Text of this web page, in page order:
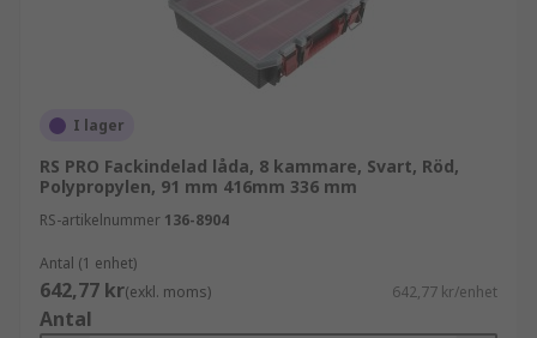
en kombination av brickor och lådor. De är ofta
höjdjusterbara vilket möjliggör större
funktionalitet och förvaringslösningar.
Var används förvaringslådor med fack
vanligtvis?
extremt användbara och kan användas i ett brett
spektrum av tillämpningar och miljöer. Praktiska
och bekväma, dessa behållare används ofta av
I lager
RS PRO Fackindelad låda, 8 kammare, Svart, Röd,
Polypropylen, 91 mm 416mm 336 mm
RS-artikelnummer 136-8904
Antal (1 enhet)
642,77 kr(exkl. moms) 642,77 kr/enhet
Antal